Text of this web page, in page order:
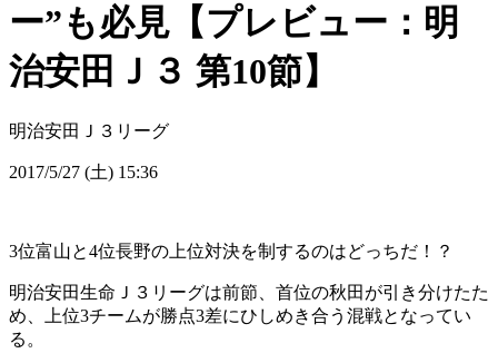
ー”も必見【プレビュー：明
治安田Ｊ３ 第10節】
明治安田Ｊ３リーグ
2017/5/27 (土) 15:36
3位富山と4位長野の上位対決を制するのはどっちだ！？
明治安田生命Ｊ３リーグは前節、首位の秋田が引き分けたた
め、上位3チームが勝点3差にひしめき合う混戦となってい
る。